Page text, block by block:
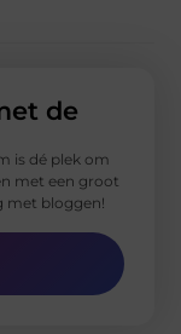
de
is dé plek om
met een groot
met bloggen!